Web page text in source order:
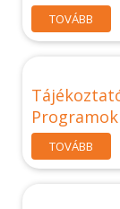
TOVÁBB
TOVÁBB